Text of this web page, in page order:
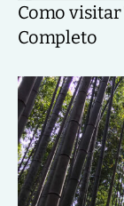
Como visitar
Completo